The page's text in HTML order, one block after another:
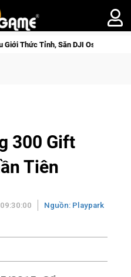
Săn DJI Osmo Pocket 3 Ngay
300 Gift
Tiên
Nguồn: Playpark